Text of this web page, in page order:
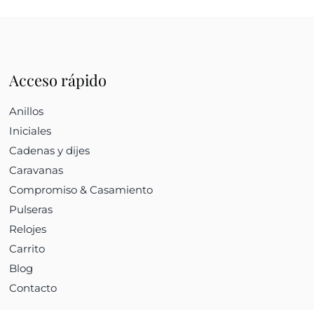
Acceso rápido
Anillos
Iniciales
Cadenas y dijes
Caravanas
Compromiso & Casamiento
Pulseras
Relojes
Carrito
Blog
Contacto